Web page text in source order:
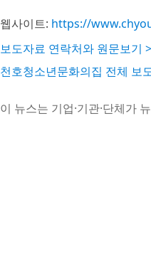
웹사이트: https://
보도자료 연락처와 원문보기 >
천호청소년문화의집 전체 보
이 뉴스는 기업·기관·단체가